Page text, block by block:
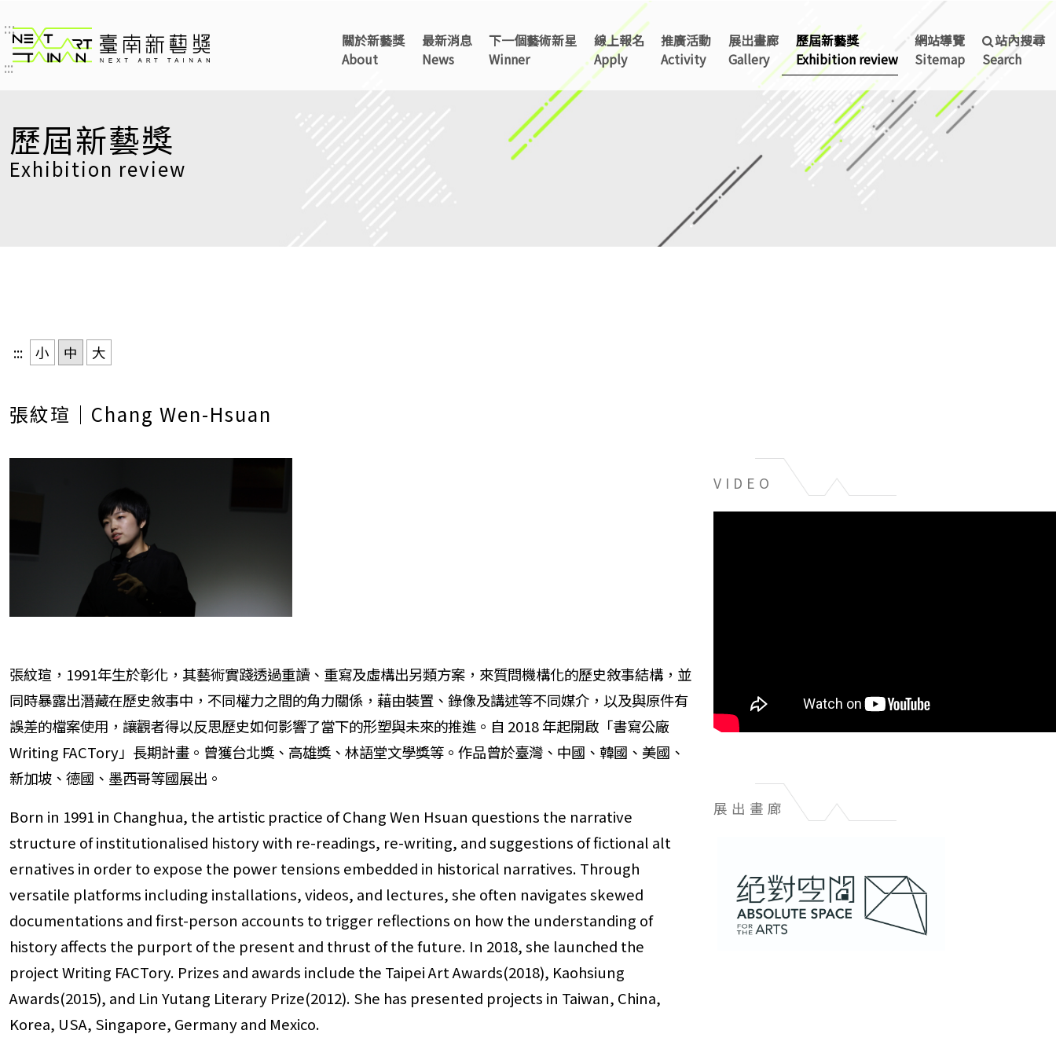
:::
臺南新藝獎 NEXT ART TAINAN
關於新藝獎
About
最新消息
News
下一個藝術新星
Winner
線上報名
Apply
推廣活動
Activity
展出畫廊
Gallery
歷屆新藝獎
Exhibition review
網站導覽
Sitemap
站內搜尋
Search
:::
歷屆新藝獎
Exhibition review
::: 小 中 大
張紋瑄｜Chang Wen-Hsuan
張紋瑄，1991年生於彰化，其藝術實踐透過重讀、重寫及虛構出另類方案，來質問機構化的歷史敘事結構，並
同時暴露出潛藏在歷史敘事中，不同權力之間的角力關係，藉由裝置、錄像及講述等不同媒介，以及與原件有
誤差的檔案使用，讓觀者得以反思歷史如何影響了當下的形塑與未來的推進。自 2018 年起開啟「書寫公廠
Writing FACTory」長期計畫。曾獲台北獎、高雄獎、林語堂文學獎等。作品曾於臺灣、中國、韓國、美國、
新加坡、德國、墨西哥等國展出。
Born in 1991 in Changhua, the artistic practice of Chang Wen Hsuan questions the narrative
structure of institutionalised history with re-readings, re-writing, and suggestions of fictional alt
ernatives in order to expose the power tensions embedded in historical narratives. Through
versatile platforms including installations, videos, and lectures, she often navigates skewed
documentations and first-person accounts to trigger reflections on how the understanding of
history affects the purport of the present and thrust of the future. In 2018, she launched the
project Writing FACTory. Prizes and awards include the Taipei Art Awards(2018), Kaohsiung
Awards(2015), and Lin Yutang Literary Prize(2012). She has presented projects in Taiwan, China,
Korea, USA, Singapore, Germany and Mexico.
VIDEO
展出畫廊